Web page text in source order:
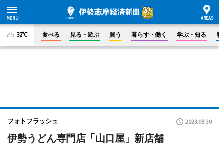
32°C 食べる 見る・遊ぶ 買う 暮らす・働く 学ぶ・知る
フォトフラッシュ 2023.08.30
伊勢うどん専門店「山口屋」新店舗